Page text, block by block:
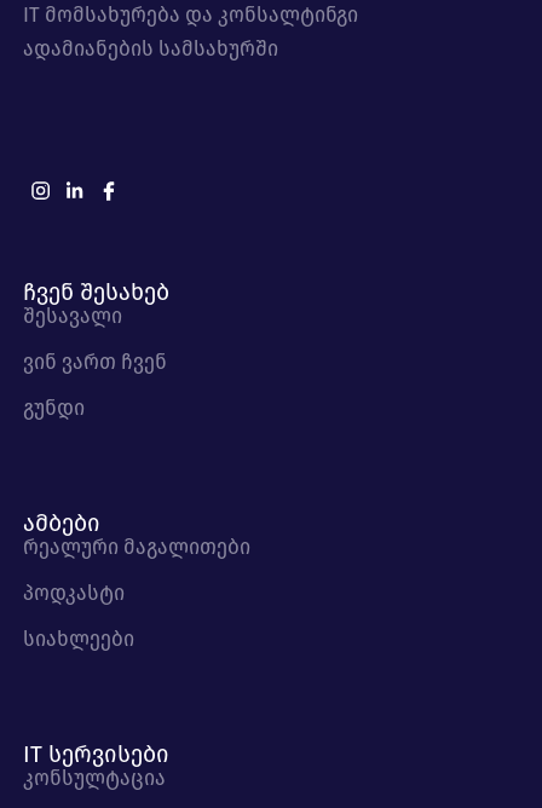
IT მომსახურება და კონსალტინგი
ადამიანების სამსახურში
ჩვენ შესახებ
შესავალი
ვინ ვართ ჩვენ
გუნდი
ამბები
რეალური მაგალითები
პოდკასტი
სიახლეები
IT სერვისები
კონსულტაცია